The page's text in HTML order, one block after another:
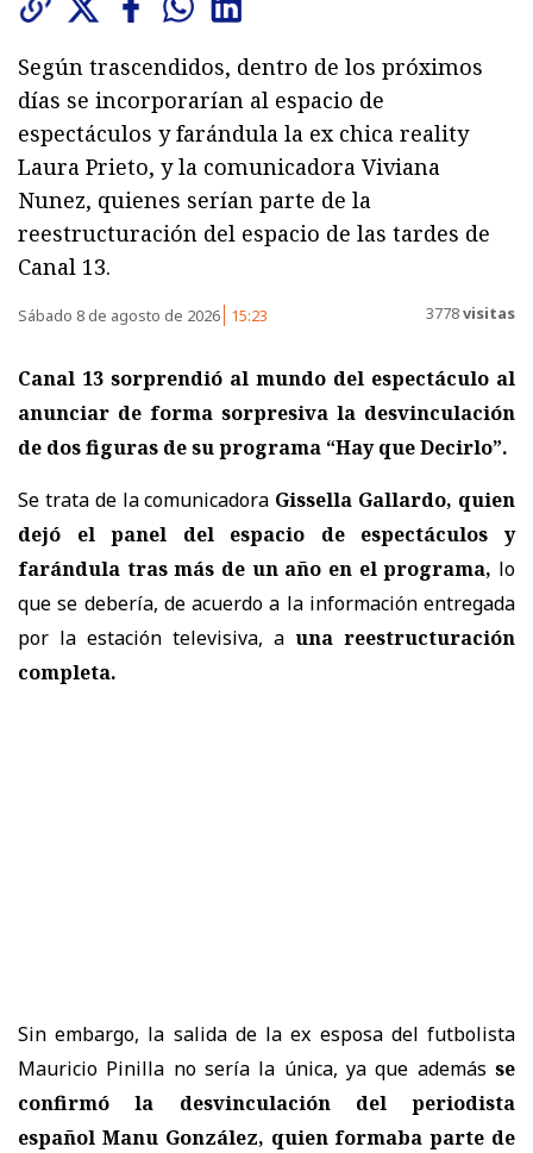
Según trascendidos, dentro de los próximos
días se incorporarían al espacio de
espectáculos y farándula la ex chica reality
Laura Prieto, y la comunicadora Viviana
Nunez, quienes serían parte de la
reestructuración del espacio de las tardes de
Canal 13.
Sábado 8 de agosto de 2026 15:23 3778visitas
Canal 13 sorprendió al mundo del espectáculo al
anunciar de forma sorpresiva la desvinculación
de dos figuras de su programa “Hay que Decirlo”.
Se trata de la comunicadora Gissella Gallardo, quien
dejó el panel del espacio de espectáculos y
farándula tras más de un año en el programa, lo
que se debería, de acuerdo a la información entregada
por la estación televisiva, a una reestructuración
completa.
Sin embargo, la salida de la ex esposa del futbolista
Mauricio Pinilla no sería la única, ya que además se
confirmó la desvinculación del periodista
español Manu González, quien formaba parte de